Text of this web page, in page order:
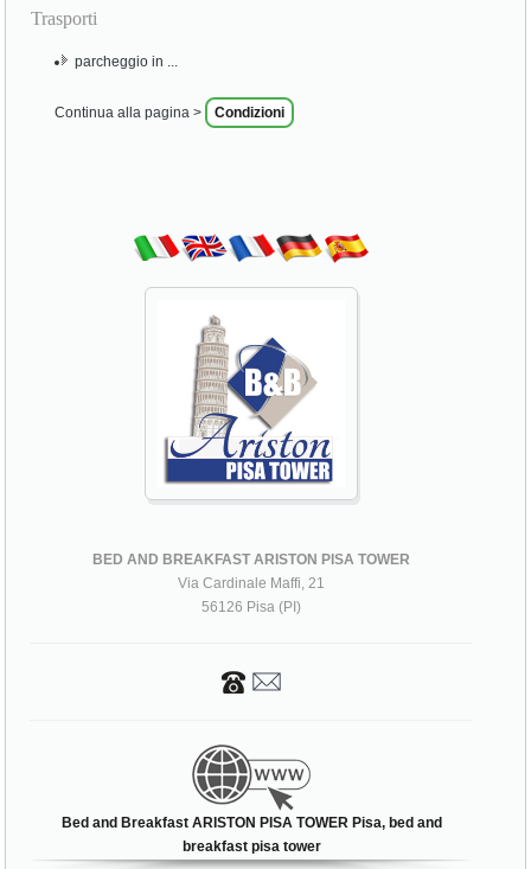
Trasporti
parcheggio in ...
Continua alla pagina > Condizioni
BED AND BREAKFAST ARISTON PISA TOWER
Via Cardinale Maffi, 21
56126 Pisa (PI)
Bed and Breakfast ARISTON PISA TOWER Pisa, bed and
breakfast pisa tower